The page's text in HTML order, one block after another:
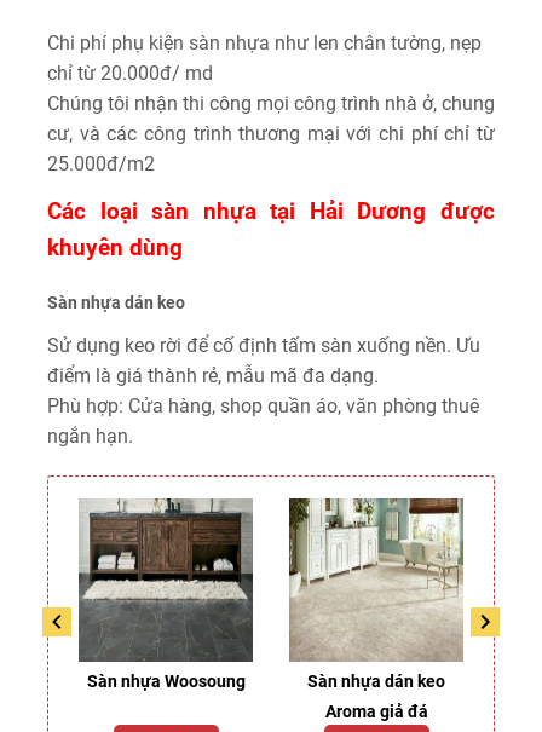
Chi phí phụ kiện sàn nhựa như len chân tường, nẹp
chỉ từ 20.000đ/ md
Chúng tôi nhận thi công mọi công trình nhà ở, chung
cư, và các công trình thương mại với chi phí chỉ từ
25.000đ/m2
Các loại sàn nhựa tại Hải Dương được
khuyên dùng
Sàn nhựa dán keo
Sử dụng keo rời để cố định tấm sàn xuống nền. Ưu
điểm là giá thành rẻ, mẫu mã đa dạng.
Phù hợp: Cửa hàng, shop quần áo, văn phòng thuê
ngắn hạn.
Sàn nhựa Woosoung
Sàn nhựa dán keo
Aroma giả đá